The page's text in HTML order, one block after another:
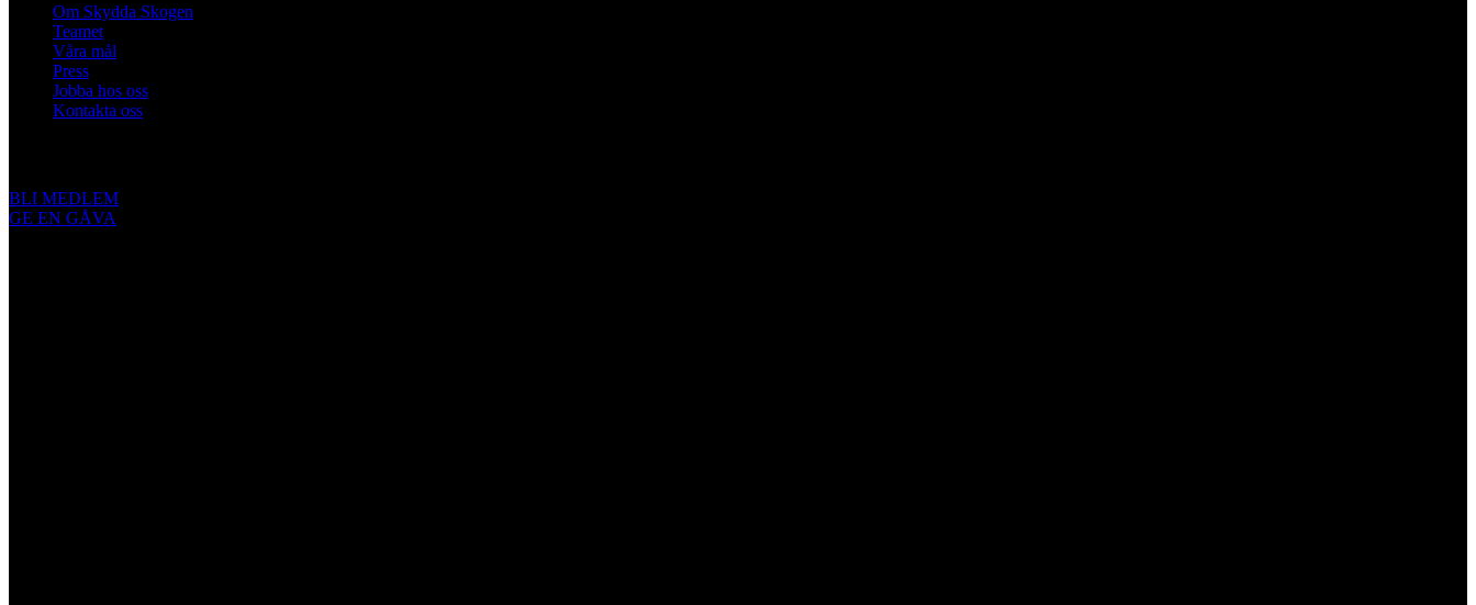
Om Skydda Skogen
Teamet
Våra mål
Press
Jobba hos oss
Kontakta oss
BLI MEDLEM
GE EN GÅVA